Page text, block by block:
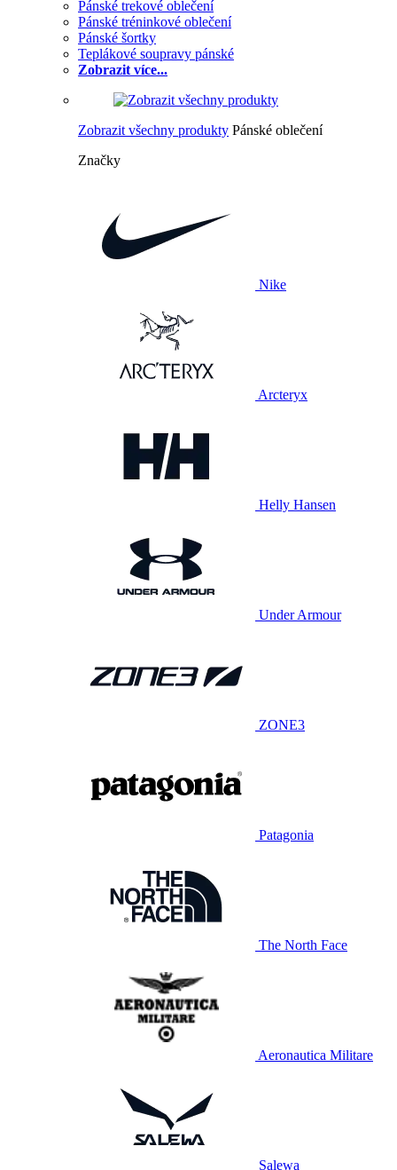
Pánské trekové oblečení
Pánské tréninkové oblečení
Pánské šortky
Teplákové soupravy pánské
Zobrazit více...
Zobrazit všechny produkty Pánské oblečení
Značky
Nike
Arcteryx
Helly Hansen
Under Armour
ZONE3
Patagonia
The North Face
Aeronautica Militare
Salewa